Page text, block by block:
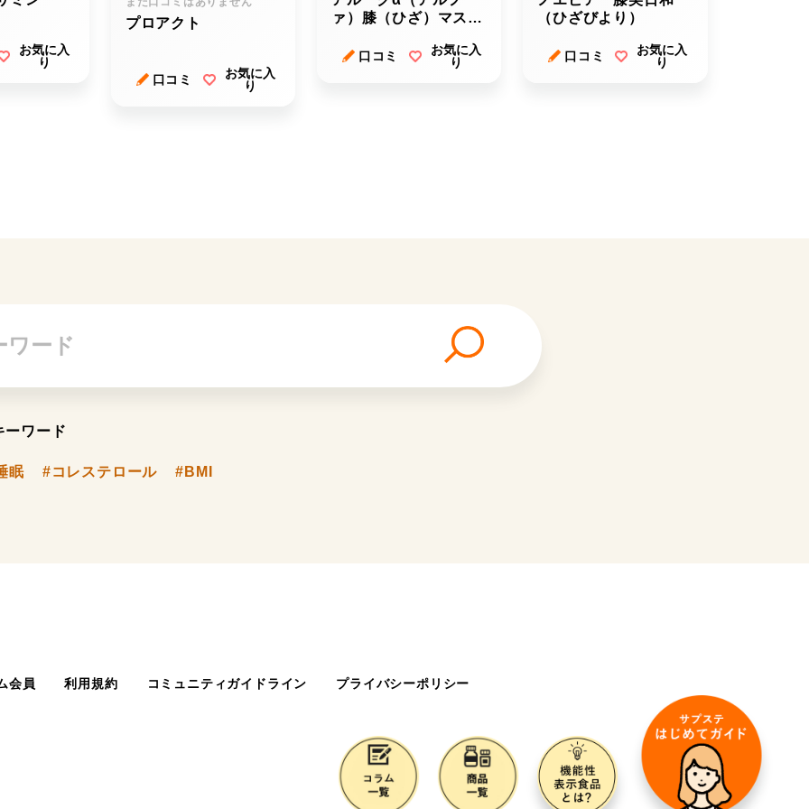
お気に入
り
プロアクト
口コミ
お気に入
り
ァ）膝（ひざ）マスタ
口コミ
お気に入
り
（ひざびより）
口コミ
お気に入
り
ーワード
眠 #コレステロール #BMI
会員 利用規約 コミュニティガイドライン プライバシーポリシー